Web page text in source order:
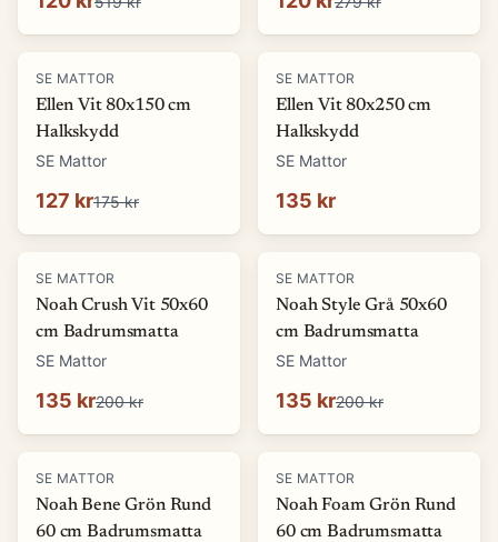
-27 %
SE MATTOR
Ellen Vit 80x150 cm
Halkskydd
SE Mattor
127 kr175 kr
SE MATTOR
Ellen Vit 80x250 cm
Halkskydd
SE Mattor
135 kr
-32%
SE MATTOR
Noah Crush Vit 50x60
cm Badrumsmatta
SE Mattor
135 kr200 kr
-32%
SE MATTOR
Noah Style Grå 50x60
cm Badrumsmatta
SE Mattor
135 kr200 kr
-33%
SE MATTOR
Noah Bene Grön Rund
60 cm Badrumsmatta
-33%
SE MATTOR
Noah Foam Grön Rund
60 cm Badrumsmatta